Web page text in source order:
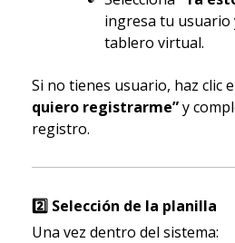
ingresa tu usuario
tablero virtual.
Si no tienes usuario, haz clic
quiero registrarme”y
registro.
2️ Selección de la planilla
Una vez dentro del sistema: